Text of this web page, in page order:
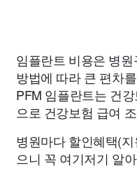
임플란트 비용은 병
방법에 따라 큰 편차
PFM 임플란트는 건
으로 건강보험 급여
병원마다 할인혜택(
으니 꼭 여기저기 알